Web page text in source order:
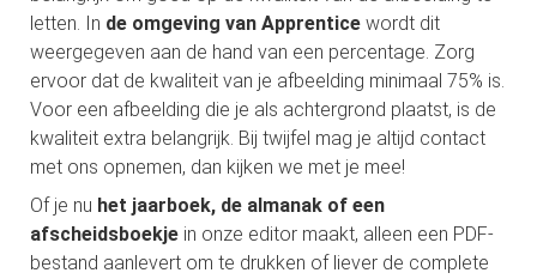
letten. In de omgeving van Apprentice wordt dit
weergegeven aan de hand van een percentage. Zorg
ervoor dat de kwaliteit van je afbeelding minimaal 75% is.
Voor een afbeelding die je als achtergrond plaatst, is de
kwaliteit extra belangrijk. Bij twijfel mag je altijd contact
met ons opnemen, dan kijken we met je mee!
Of je nu het jaarboek, de almanak of een
afscheidsboekje in onze editor maakt, alleen een PDF-
bestand aanlevert om te drukken of liever de complete